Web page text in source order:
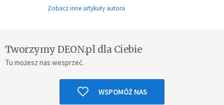
Zobacz inne artykuły autora
Tworzymy DEON.pl dla Ciebie
Tu możesz nas wesprzeć.
WSPOMÓŻ NAS